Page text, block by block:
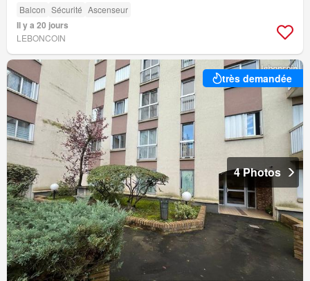
Balcon Sécurité Ascenseur
Il y a 20 jours
LEBONCOIN
très demandée
4 Photos